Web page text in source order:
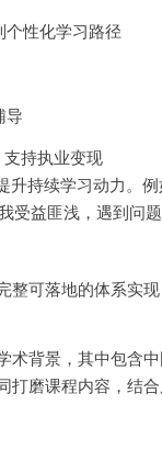
个性化学习路径
导
支持执业变现
持续学习动力。
受益匪浅，遇到问
整可落地的体系实现
背景，其中包含
打磨课程内容，结